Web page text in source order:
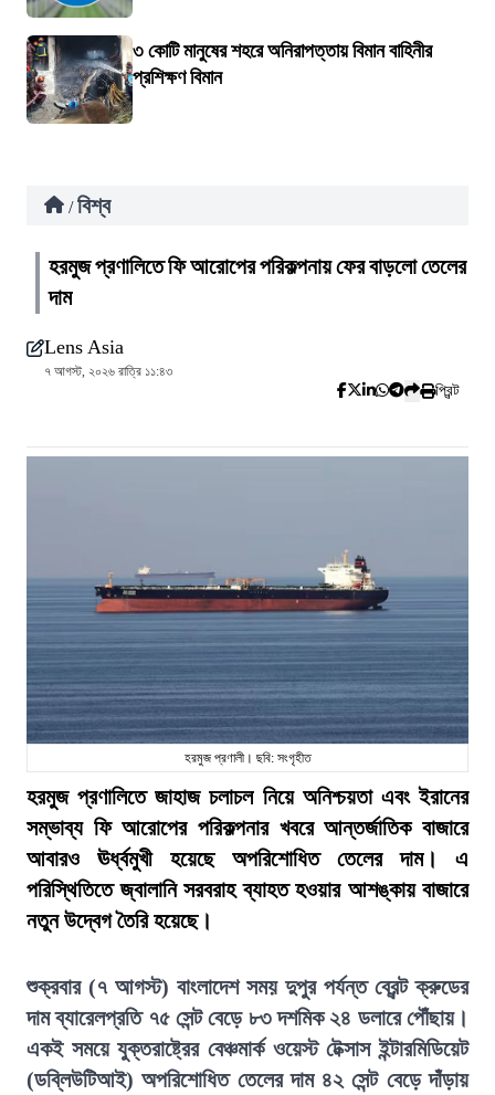
৩ কোটি মানুষের শহরে অনিরাপত্তায় বিমান বাহিনীর
প্রশিক্ষণ বিমান
/ বিশ্ব
হরমুজ প্রণালিতে ফি আরোপের পরিকল্পনায় ফের বাড়লো তেলের
দাম
Lens Asia
৭ আগস্ট, ২০২৬ রাত্রি ১১:৪৩
প্রিন্ট
হরমুজ প্রণালী। ছবি: সংগৃহীত
হরমুজ প্রণালিতে জাহাজ চলাচল নিয়ে অনিশ্চয়তা এবং ইরানের
সম্ভাব্য ফি আরোপের পরিকল্পনার খবরে আন্তর্জাতিক বাজারে
আবারও ঊর্ধ্বমুখী হয়েছে অপরিশোধিত তেলের দাম। এ
পরিস্থিতিতে জ্বালানি সরবরাহ ব্যাহত হওয়ার আশঙ্কায় বাজারে
নতুন উদ্বেগ তৈরি হয়েছে।
শুক্রবার (৭ আগস্ট) বাংলাদেশ সময় দুপুর পর্যন্ত ব্রেন্ট ক্রুডের
দাম ব্যারেলপ্রতি ৭৫ সেন্ট বেড়ে ৮৩ দশমিক ২৪ ডলারে পৌঁছায়।
একই সময়ে যুক্তরাষ্ট্রের বেঞ্চমার্ক ওয়েস্ট টেক্সাস ইন্টারমিডিয়েট
(ডব্লিউটিআই) অপরিশোধিত তেলের দাম ৪২ সেন্ট বেড়ে দাঁড়ায়